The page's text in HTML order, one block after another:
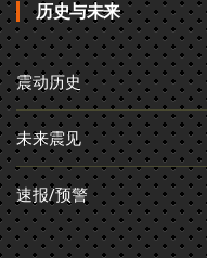
历史与未来
震动历史
未来震见
速报/预警